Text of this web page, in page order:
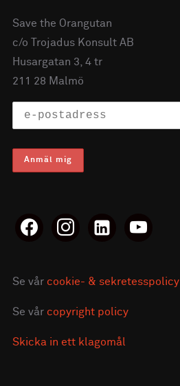
Save the Orangutan
c/o Trojadus Konsult AB
Husargatan 3, 4 tr
211 28 Malmö
facebookinstagramlinkedin-youtube
Se vår cookie- & sekretesspolicy
Se vår copyright policy
Skicka in ett klagomål